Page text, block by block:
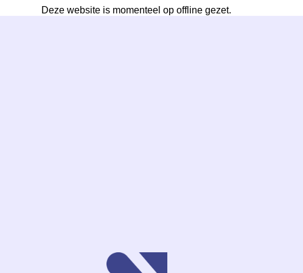
Deze website is momenteel op offline gezet.